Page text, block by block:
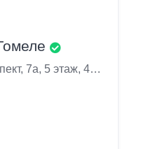
Гомель, Речицкий проспект, 7а, 5 этаж, 40 кабинет